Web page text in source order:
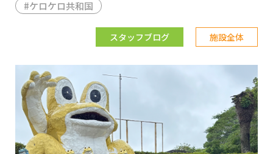
#ケロケロ共和国
スタッフブログ 施設全体